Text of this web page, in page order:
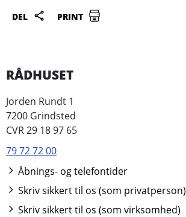
DEL PRINT
RÅDHUSET
Jorden Rundt 1
7200 Grindsted
CVR 29 18 97 65
79 72 72 00
Åbnings- og telefontider
Skriv sikkert til os (som privatperson)
Skriv sikkert til os (som virksomhed)